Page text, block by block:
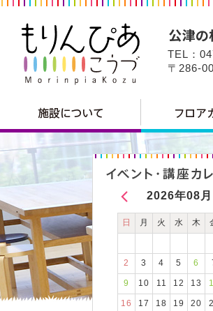
TEL：
〒286-
2026年08月
日 月 火 水 木
2 3 4 5 6
9 10 11 12 13
16 17 18 19 20